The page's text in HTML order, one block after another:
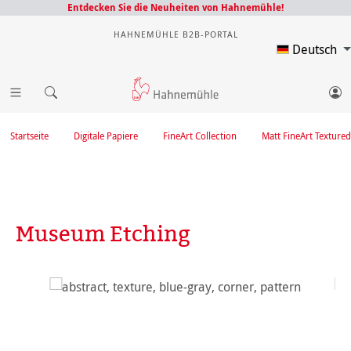
Entdecken Sie die Neuheiten von Hahnemühle!
HAHNEMÜHLE B2B-PORTAL
Deutsch
Matt FineArt Textured
FineArt Collection
Digitale Papiere
Startseite
Museum Etching
Bildergalerie überspringen